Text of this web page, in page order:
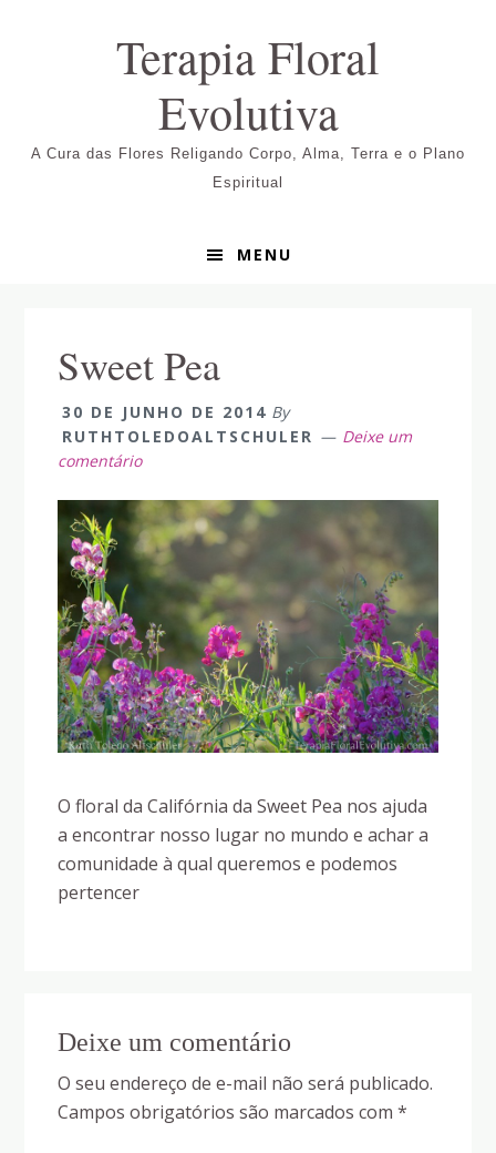
Terapia Floral
Evolutiva
A Cura das Flores Religando Corpo, Alma, Terra e o Plano
Espiritual
MENU
Sweet Pea
30 DE JUNHO DE 2014 By
RUTHTOLEDOALTSCHULER
Deixe um
comentário
O floral da Califórnia da Sweet Pea nos ajuda
a encontrar nosso lugar no mundo e achar a
comunidade à qual queremos e podemos
pertencer
Interactions
Deixe um comentário
O seu endereço de e-mail não será publicado.
Campos obrigatórios são marcados com*